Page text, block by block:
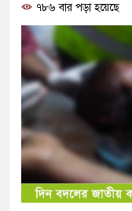
৭৮৬ বার পড়া হয়েছে